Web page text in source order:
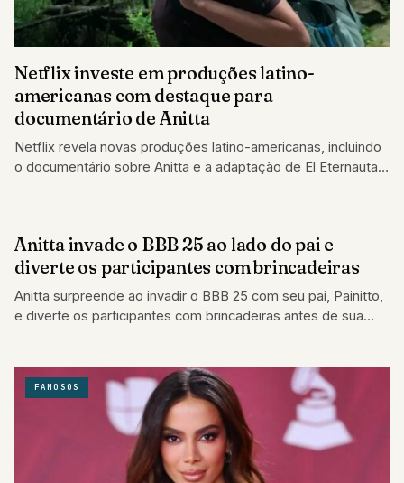
Netflix investe em produções latino-
americanas com destaque para
documentário de Anitta
Netflix revela novas produções latino-americanas, incluindo
o documentário sobre Anitta e a adaptação de El Eternauta,
REALITIES
Anitta invade o BBB 25 ao lado do pai e
diverte os participantes com brincadeiras
Anitta surpreende ao invadir o BBB 25 com seu pai, Painitto,
e diverte os participantes com brincadeiras antes de sua
FAMOSOS